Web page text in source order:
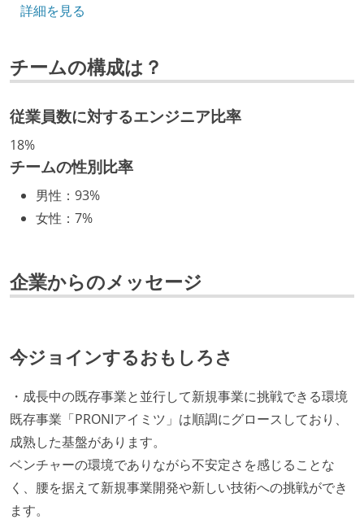
エンジニアの人事評価にエンジニア経験者が関わって
いる
技術カルチャー
化を行う役割の人・部門が存在する
取締役（社内）または執行役員として、エンジニアリ
ング部門の人間が経営に参加している
Slack等で、最新技術の良し悪しをメンバーがよく会話
開発メンバーの裁量
ロントエンド、バックエンド、インフラといった役割
の境界を超えて、個人が必要な範囲にまで染み出して
いく姿勢が根付いている
ユーザーのニーズや課題を理解するために、開発チー
ムのメンバーが、ユーザーインタビューに参加してい
る
詳細を見る
チームの構成は？
従業員数に対するエンジニア比率
18%
チームの性別比率
男性 ： 93%
女性 ： 7%
企業からのメッセージ
今ジョインするおもしろさ
・成長中の既存事業と並行して新規事業に挑戦できる環境
既存事業「PRONIアイミツ」は順調にグロースしており、
成熟した基盤があります。
ベンチャーの環境でありながら不安定さを感じることな
く、腰を据えて新規事業開発や新しい技術への挑戦ができ
ます。